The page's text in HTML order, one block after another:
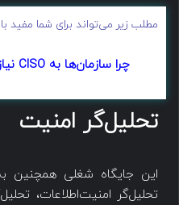
مطلب زیر می‌تواند برای شما مفید
چرا سازمان‌ها به CISO نیاز دارند؟
تحلیل‌گر امنیت​
این جایگاه شغلی همچنین
تحلیل‌گر امنیت‌اطلاعات،